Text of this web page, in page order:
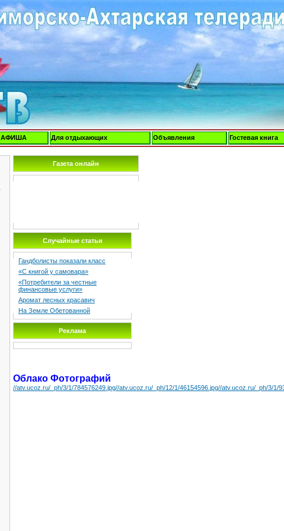
АФИША Для отдыхающих Объявления Гостевая книга
Газета онлайн
Случайные статьи
Гандболисты показали класс
«С книгой у самовара»
«Потребители за честные
финансовые услуги»
Аромат лесных красавич
На Земле Обетованной
Реклама
Облако Фотографий
//atv.ucoz.ru/_ph/3/1/784576249.jpg//atv.ucoz.ru/_ph/12/1/46154596.jpg//atv.ucoz.ru/_ph/3/1/